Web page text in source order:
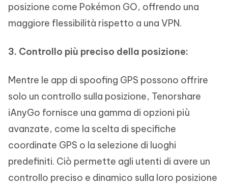
posizione come Pokémon GO, offrendo una
maggiore flessibilità rispetto a una VPN.
3. Controllo più preciso della posizione:
Mentre le app di spoofing GPS possono offrire
solo un controllo sulla posizione, Tenorshare
iAnyGo fornisce una gamma di opzioni più
avanzate, come la scelta di specifiche
coordinate GPS o la selezione di luoghi
predefiniti. Ciò permette agli utenti di avere un
controllo preciso e dinamico sulla loro posizione